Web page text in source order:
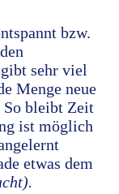
bzw.
sehr viel
Menge neue
So bleibt Zeit
ist möglich
etwas dem